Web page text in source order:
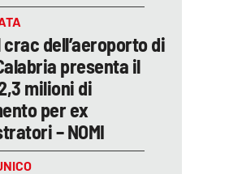
crac dell’aeroporto di
presenta il
milioni di
per ex
– NOMI